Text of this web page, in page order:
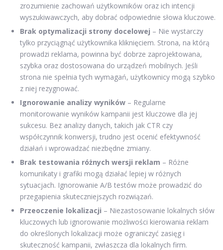
zrozumienie zachowań użytkowników oraz ich intencji
wyszukiwawczych, aby dobrać odpowiednie słowa kluczowe.
Brak optymalizacji strony docelowej – Nie wystarczy
tylko przyciągnąć użytkownika kliknięciem. Strona, na którą
prowadzi reklama, powinna być dobrze zaprojektowana,
szybka oraz dostosowana do urządzeń mobilnych. Jeśli
strona nie spełnia tych wymagań, użytkownicy mogą szybko
z niej rezygnować.
Ignorowanie analizy wyników – Regularne
monitorowanie wyników kampanii jest kluczowe dla jej
sukcesu. Bez analizy danych, takich jak CTR czy
współczynnik konwersji, trudno jest ocenić efektywność
działań i wprowadzać niezbędne zmiany.
Brak testowania różnych wersji reklam – Różne
komunikaty i grafiki mogą działać lepiej w różnych
sytuacjach. Ignorowanie A/B testów może prowadzić do
przegapienia skuteczniejszych rozwiązań.
Przeoczenie lokalizacji – Niezastosowanie lokalnych słów
kluczowych lub ignorowanie możliwości kierowania reklam
do określonych lokalizacji może ograniczyć zasięg i
skuteczność kampanii, zwłaszcza dla lokalnych firm.